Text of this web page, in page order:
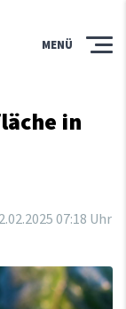
MENÜ
in
.02.202507:18 Uhr